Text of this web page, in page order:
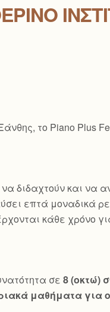
το Piano Plus
διδαχτούν και να
επτά μοναδικά
κάθε χρόνο
σε 8 (οκτώ)
μαθήματα για